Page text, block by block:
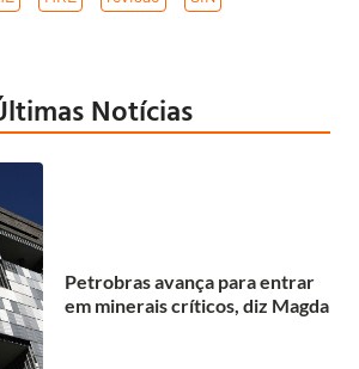
Notícias
Petrobras avança para entrar
em minerais críticos, diz Magda